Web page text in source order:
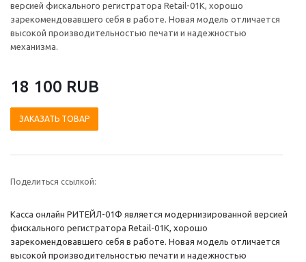
версией фискального регистратора Retail-01K, хорошо
зарекомендовавшего себя в работе. Новая модель отличается
высокой производительностью печати и надежностью
механизма.
18 100 RUB
ЗАКАЗАТЬ ТОВАР
Поделиться ссылкой:
Касса онлайн РИТЕЙЛ-01Ф является модернизированной версией
фискального регистратора Retail-01K, хорошо
зарекомендовавшего себя в работе. Новая модель отличается
высокой производительностью печати и надежностью